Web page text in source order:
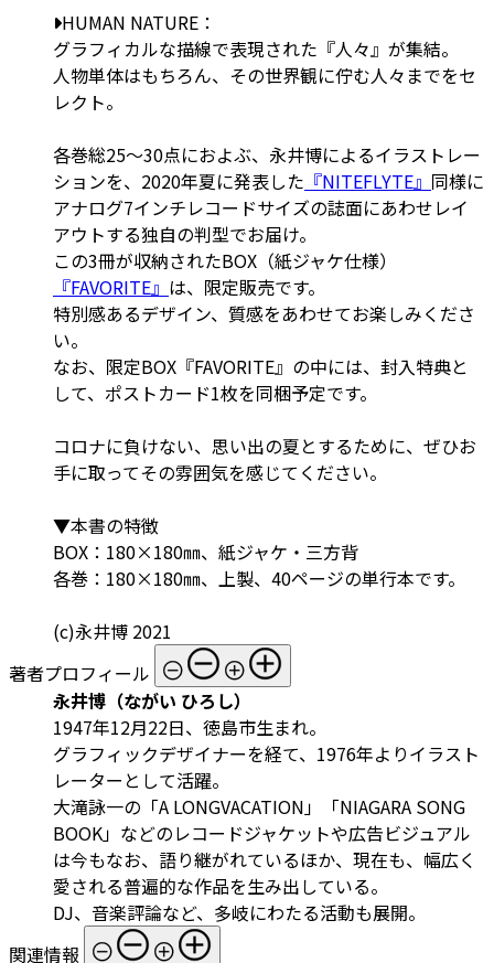
HUMAN NATURE：
グラフィカルな描線で表現された『人々』が集結。
人物単体はもちろん、その世界観に佇む人々までをセ
レクト。
各巻総25～30点におよぶ、永井博によるイラストレー
ションを、2020年夏に発表した 『NITEFLYTE』 同様に
アナログ7インチレコードサイズの誌面にあわせレイ
アウトする独自の判型でお届け。
この3冊が収納されたBOX（紙ジャケ仕様）
『FAVORITE』 は、限定販売です。
特別感あるデザイン、質感をあわせてお楽しみくださ
い。
なお、限定BOX『FAVORITE』の中には、封入特典と
して、ポストカード1枚を同梱予定です。
コロナに負けない、思い出の夏とするために、ぜひお
手に取ってその雰囲気を感じてください。
▼本書の特徴
BOX：180×180㎜、紙ジャケ・三方背
各巻：180×180㎜、上製、40ページの単行本です。
(c)永井博 2021
著者プロフィール
永井博（ながい ひろし）
1947年12月22日、徳島市生まれ。
グラフィックデザイナーを経て、1976年よりイラスト
レーターとして活躍。
大滝詠一の「A LONGVACATION」「NIAGARA SONG
BOOK」などのレコードジャケットや広告ビジュアル
は今もなお、語り継がれているほか、現在も、幅広く
愛される普遍的な作品を生み出している。
DJ、音楽評論など、多岐にわたる活動も展開。
関連情報